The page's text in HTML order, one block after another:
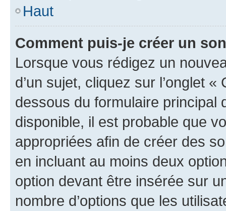
Haut
Comment puis-je créer un
Lorsque vous rédigez un
d’un sujet, cliquez sur l’onglet
dessous du formulaire principal
disponible, il est probable que
appropriées afin de créer des
en incluant au moins deux
option devant être insérée sur
nombre d’options que les